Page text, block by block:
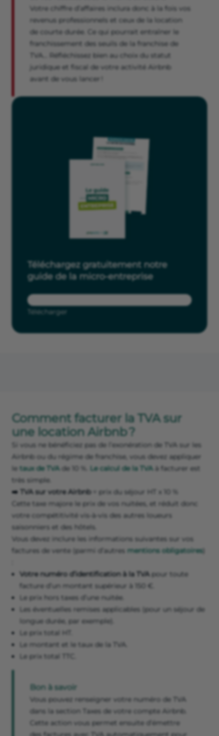
Votre chiffre d’affaires inclura donc à la fois vos
revenus professionnels et ceux de la location
de courte durée. Ce qui pourrait entraîner le
franchissement des seuils de la franchise de
TVA… Réfléchissez bien au choix du statut
juridique et fiscal de votre activité Airbnb
avant de vous lancer !
Téléchargez gratuitement notre
guide de la micro-entreprise
Télécharger
Comment facturer la TVA sur
une location Airbnb ?
Si vous ne bénéficiez pas de l’exonération de TVA sur les
Airbnb ou du régime de franchise, vous devez appliquer
le taux de TVAde 10 %. Le calcul de la TVA à facturer est
très simple.
➡️ TVA sur votre Airbnb= prix du séjour HT x 10 %
Cette taxe majore le prix de vos nuitées, et réduit donc
votre compétitivité vis-à-vis des autres loueurs
saisonniers et des hôtels.
Vous devez inclure les informations suivantes sur vos
factures de vente (parmi d’autres mentions obligatoires)
Votre numéro d’identification à la TVA pour toute
facture d’un montant supérieur à 150 €.
Le prix hors taxes d’une nuitée.
Les éventuelles remises applicables (pour un séjour de
longue durée, par exemple).
Le prix total HT.
Le montant et le taux de la TVA.
Le prix total TTC.
Bon à savoir
Vous pouvez renseigner votre numéro de TVA
dans la section Taxes de votre compte Airbnb.
Cette action vous permet ensuite d’émettre